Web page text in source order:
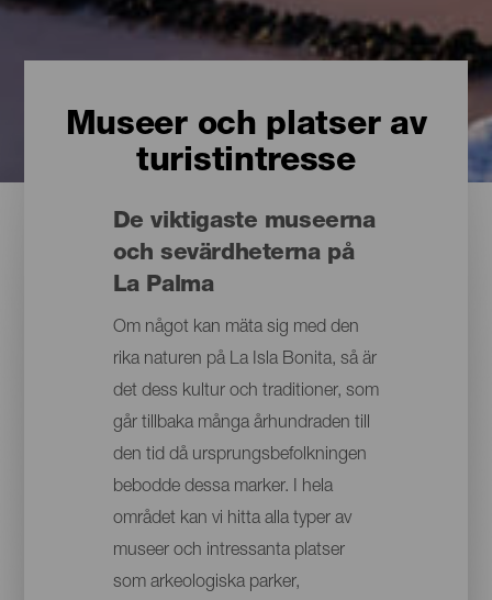
Museer och platser av
turistintresse
De viktigaste museerna
och sevärdheterna på
La Palma
Om något kan mäta sig med den
rika naturen på La Isla Bonita, så är
det dess kultur och traditioner, som
går tillbaka många århundraden till
den tid då ursprungsbefolkningen
bebodde dessa marker. I hela
området kan vi hitta alla typer av
museer och intressanta platser
som arkeologiska parker,